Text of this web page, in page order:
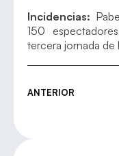
Incidencias:
150
tercera jornada de
ANTERIOR